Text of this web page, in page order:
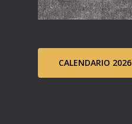
CALENDARIO 2026